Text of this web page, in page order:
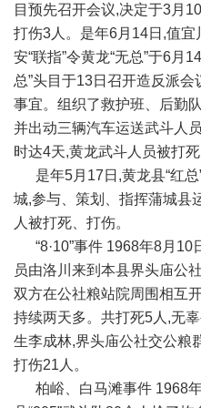
目预先召开会议,决定于3月
打伤3人。是年6月14日,值
安“联指”令黄龙“无总”于6月
总”头目于13日召开造反派会
事宜。组织了救护班、后勤
并出动三辆汽车运送武斗人
时达4天,黄龙武斗人员被打死
是年5月17日,黄龙县“红总
城,参与、策划、指挥蒲城县
人被打死、打伤。
“8·10”事件 1968年8月10
员由洛川来到本县界头庙公
双方在公社粮站院周围相互
持续两天多。共打死5人,无
生李成林,界头庙公社交公粮
打伤21人。
柏峪、白马滩事件 1968年